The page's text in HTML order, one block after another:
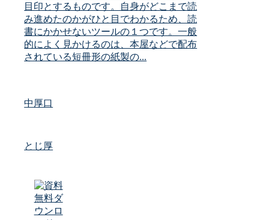
目印とするものです。自身がどこまで読
み進めたのかがひと目でわかるため、読
書にかかせないツールの１つです。一般
的によく見かけるのは、本屋などで配布
されている短冊形の紙製の...
中厚口
とじ厚